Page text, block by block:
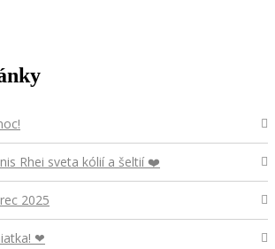
Rhei sveta kólií a šeltií ❤️
2025
❤